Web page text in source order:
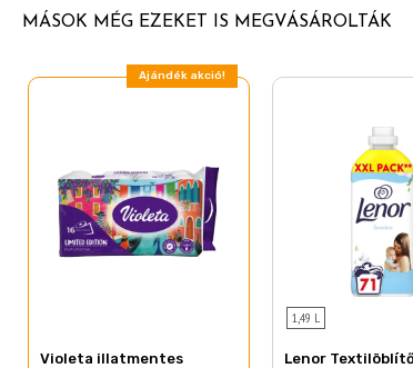
MÁSOK MÉG EZEKET IS MEGVÁSÁROLTÁK
Ajándék akció!
Violeta illatmentes
1,49 L
Lenor Textilöblítő